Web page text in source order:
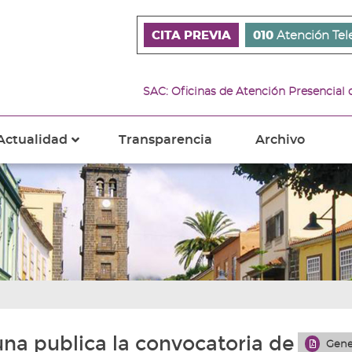
CITA PREVIA 010 Atención
SAC: Oficinas de Atención
Transparencia Archivo
publica la convocatoria de